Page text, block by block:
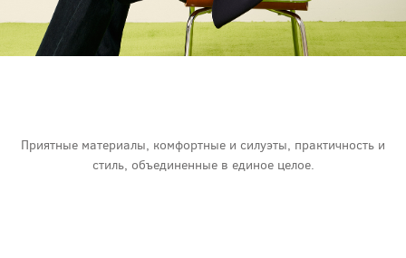
Приятные материалы, комфортные и силуэты, практичность и
стиль, объединенные в единое целое.